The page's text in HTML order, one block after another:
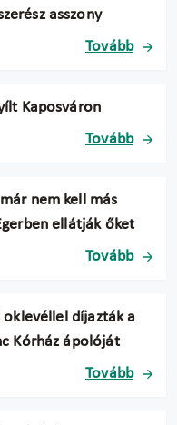
asszony
Tovább
Kaposváron
Tovább
nem kell más
ellátják őket
Tovább
díjazták a
Kórház ápolóját
Tovább